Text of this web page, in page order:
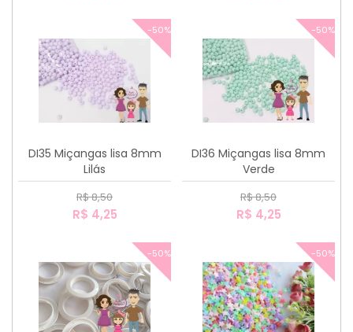
-50%
DI35 Miçangas lisa 8mm
Lilás
R$ 8,50
R$ 4,25
-50%
DI36 Miçangas lisa 8mm
Verde
R$ 8,50
R$ 4,25
-50% -50%